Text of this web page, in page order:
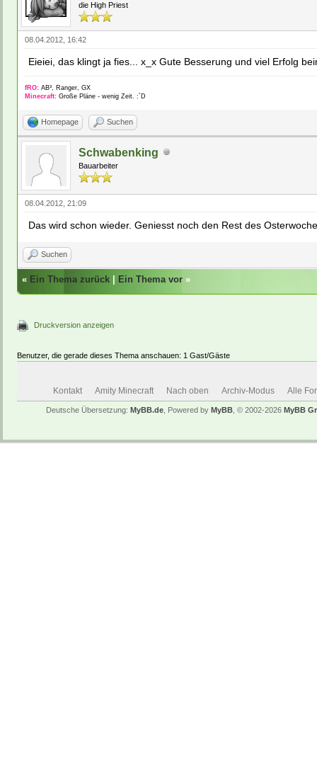
die High Priest
08.04.2012, 16:42
Eieiei, das klingt ja fies... x_x Gute Besserung und viel Erfolg
fRO: AB³, Ranger, GX
Minecraft: Große Pläne - wenig Zeit. :´D
Homepage Suchen
Schwabenking
Bauarbeiter
08.04.2012, 21:09
Das wird schon wieder. Geniesst noch den Rest des
Suchen
« Ein Thema zurück Ein Thema vor »
Druckversion anzeigen
Benutzer, die gerade dieses Thema anschauen: 1 Gast/Gäste
Kontakt Amity Minecraft Nach oben Archiv-Modus Alle
Deutsche Übersetzung: MyBB.de , Powered by MyBB , © 2002-2026 MyBB